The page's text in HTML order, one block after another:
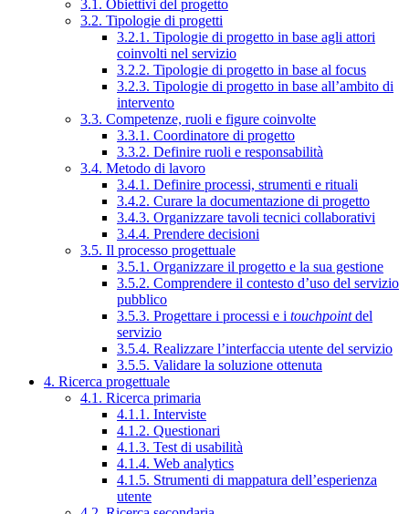
3.1. Obiettivi del progetto
3.2. Tipologie di progetti
3.2.1. Tipologie di progetto in base agli attori
coinvolti nel servizio
3.2.2. Tipologie di progetto in base al focus
3.2.3. Tipologie di progetto in base all’ambito di
intervento
3.3. Competenze, ruoli e figure coinvolte
3.3.1. Coordinatore di progetto
3.3.2. Definire ruoli e responsabilità
3.4. Metodo di lavoro
3.4.1. Definire processi, strumenti e rituali
3.4.2. Curare la documentazione di progetto
3.4.3. Organizzare tavoli tecnici collaborativi
3.4.4. Prendere decisioni
3.5. Il processo progettuale
3.5.1. Organizzare il progetto e la sua gestione
3.5.2. Comprendere il contesto d’uso del servizio
pubblico
3.5.3. Progettare i processi e i touchpointdel
servizio
3.5.4. Realizzare l’interfaccia utente del servizio
3.5.5. Validare la soluzione ottenuta
4. Ricerca progettuale
4.1. Ricerca primaria
4.1.1. Interviste
4.1.2. Questionari
4.1.3. Test di usabilità
4.1.4. Web analytics
4.1.5. Strumenti di mappatura dell’esperienza
utente